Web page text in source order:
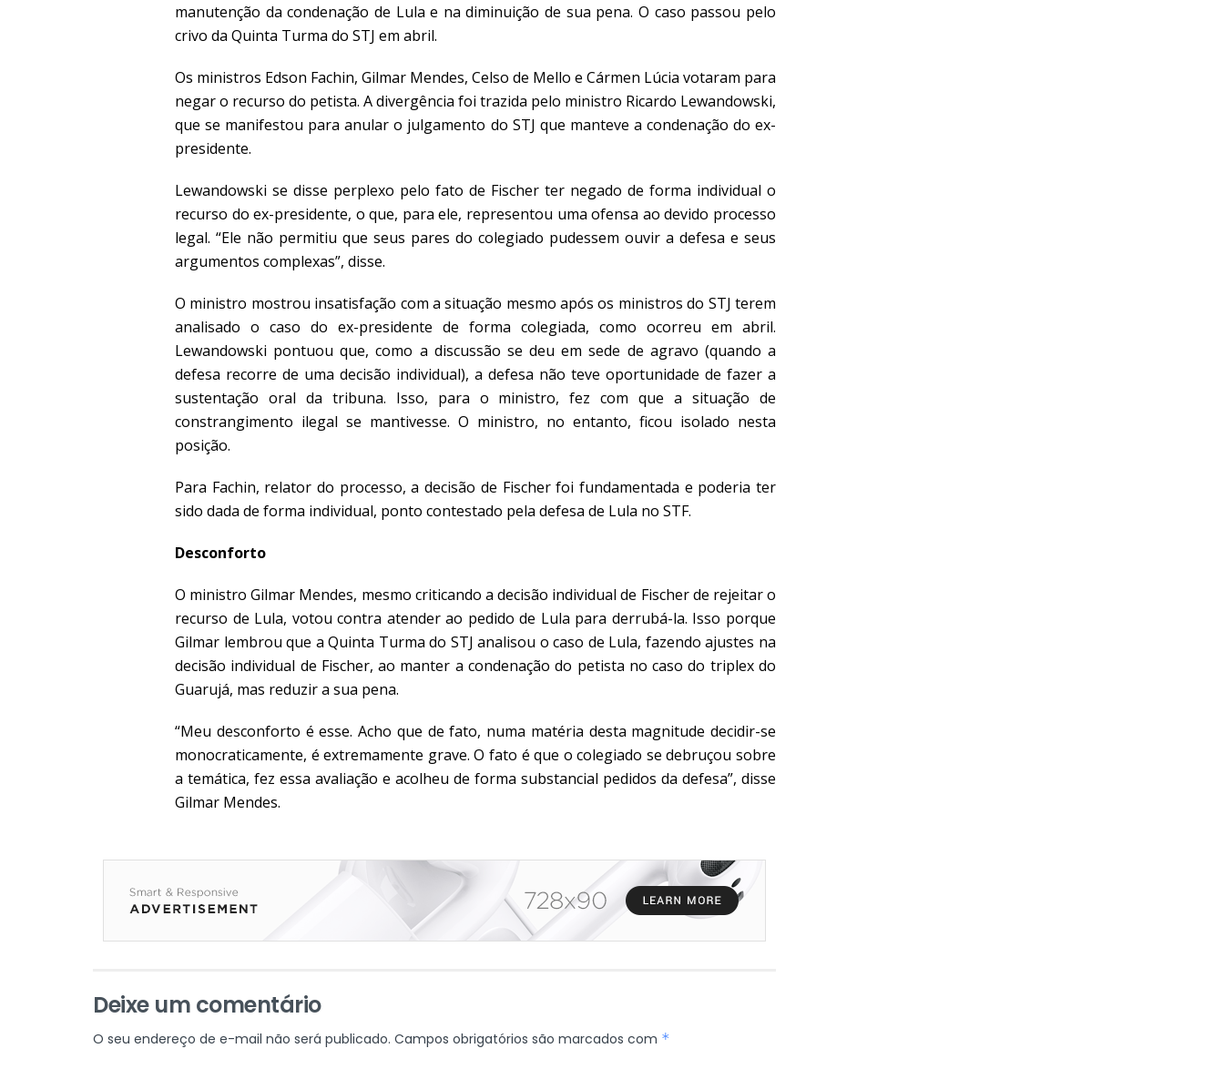
manutenção da condenação de Lula e na diminuição de sua pena. O caso passou pelo
crivo da Quinta Turma do STJ em abril.
Os ministros Edson Fachin, Gilmar Mendes, Celso de Mello e Cármen Lúcia votaram para
negar o recurso do petista. A divergência foi trazida pelo ministro Ricardo Lewandowski,
que se manifestou para anular o julgamento do STJ que manteve a condenação do ex-
presidente.
Lewandowski se disse perplexo pelo fato de Fischer ter negado de forma individual o
recurso do ex-presidente, o que, para ele, representou uma ofensa ao devido processo
legal. “Ele não permitiu que seus pares do colegiado pudessem ouvir a defesa e seus
argumentos complexas”, disse.
O ministro mostrou insatisfação com a situação mesmo após os ministros do STJ terem
analisado o caso do ex-presidente de forma colegiada, como ocorreu em abril.
Lewandowski pontuou que, como a discussão se deu em sede de agravo (quando a
defesa recorre de uma decisão individual), a defesa não teve oportunidade de fazer a
sustentação oral da tribuna. Isso, para o ministro, fez com que a situação de
constrangimento ilegal se mantivesse. O ministro, no entanto, ficou isolado nesta
posição.
Para Fachin, relator do processo, a decisão de Fischer foi fundamentada e poderia ter
sido dada de forma individual, ponto contestado pela defesa de Lula no STF.
Desconforto
O ministro Gilmar Mendes, mesmo criticando a decisão individual de Fischer de rejeitar o
recurso de Lula, votou contra atender ao pedido de Lula para derrubá-la. Isso porque
Gilmar lembrou que a Quinta Turma do STJ analisou o caso de Lula, fazendo ajustes na
decisão individual de Fischer, ao manter a condenação do petista no caso do triplex do
Guarujá, mas reduzir a sua pena.
“Meu desconforto é esse. Acho que de fato, numa matéria desta magnitude decidir-se
monocraticamente, é extremamente grave. O fato é que o colegiado se debruçou sobre
a temática, fez essa avaliação e acolheu de forma substancial pedidos da defesa”, disse
Gilmar Mendes.
Deixe um comentário
O seu endereço de e-mail não será publicado. Campos obrigatórios são marcados com *